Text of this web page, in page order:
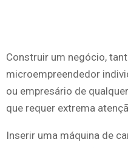
Construir um negócio,
microempreendedor
ou empresário de
que requer extrema
Inserir uma máquina de